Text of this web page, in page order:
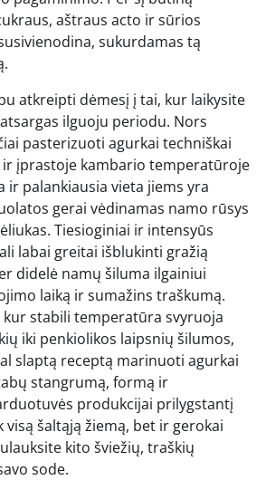
aštraus acto ir sūrios
sukurdamas tą
atkreipti dėmesį į tai, kur laikysite
ilguoju periodu. Nors
pasterizuoti agurkai techniškai
ir įprastoje kambario temperatūroje
ir palankiausia vieta jiems yra
gerai vėdinamas namo rūsys
Tiesioginiai ir intensyūs
labai greitai išblukinti gražią
didelė namų šiluma ilgainiui
laiką ir sumažins traškumą.
kur stabili temperatūra svyruoja
iki penkiolikos laipsnių šilumos,
slaptą receptą marinuoti agurkai
stangrumą, formą ir
produkcijai prilygstantį
šaltąją žiemą, bet ir gerokai
kito šviežių, traškių
sode.